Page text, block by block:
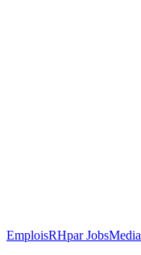
EmploisRHpar JobsMedia